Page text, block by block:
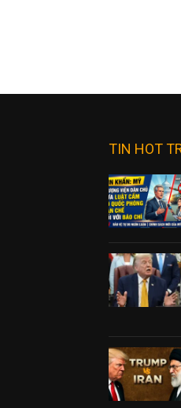
TIN HOT